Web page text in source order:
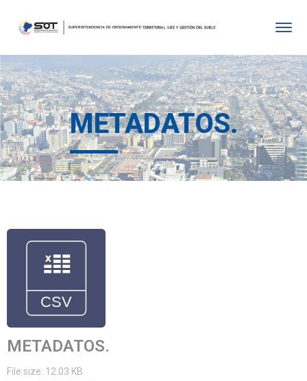
METADATOS.
METADATOS.
File size: 12.03 KB